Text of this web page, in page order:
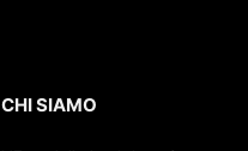
CHI SIAMO